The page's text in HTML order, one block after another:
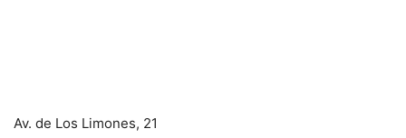
Av. de Los Limones, 21